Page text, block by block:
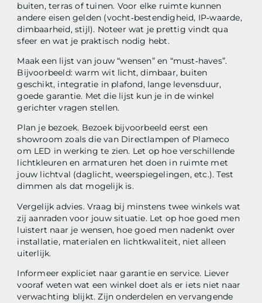
buiten, terras of tuinen. Voor elke ruimte kunnen
andere eisen gelden (vocht‑bestendigheid, IP‑waarde,
dimbaarheid, stijl). Noteer wat je prettig vindt qua
sfeer en wat je praktisch nodig hebt.
Maak een lijst van jouw “wensen” en “must‑haves”.
Bijvoorbeeld: warm wit licht, dimbaar, buiten
geschikt, integratie in plafond, lange levensduur,
goede garantie. Met die lijst kun je in de winkel
gerichter vragen stellen.
Plan je bezoek. Bezoek bijvoorbeeld eerst een
showroom zoals die van Directlampen of Plameco
om LED in werking te zien. Let op hoe verschillende
lichtkleuren en armaturen het doen in ruimte met
jouw lichtval (daglicht, weerspiegelingen, etc.). Test
dimmen als dat mogelijk is.
Vergelijk advies. Vraag bij minstens twee winkels wat
zij aanraden voor jouw situatie. Let op hoe goed men
luistert naar je wensen, hoe goed men nadenkt over
installatie, materialen en lichtkwaliteit, niet alleen
uiterlijk.
Informeer expliciet naar garantie en service. Liever
vooraf weten wat een winkel doet als er iets niet naar
verwachting blijkt. Zijn onderdelen en vervangende